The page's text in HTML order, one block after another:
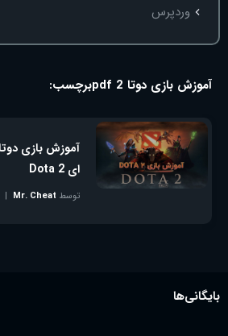
وردپرس
برچسب: آموزش بازی دوتا 2 pdf
ای Dota 2
توسط Mr. Cheat
بایگانی‌ها